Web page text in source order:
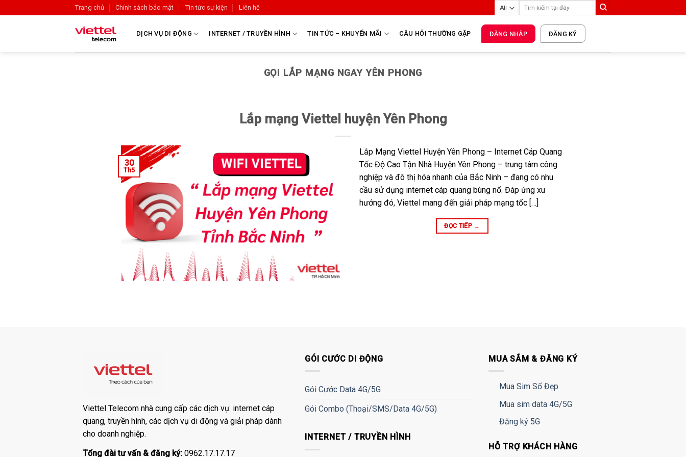
Trang chủ Chính sách bảo mật Tin tức sự kiện Liên hệ
DỊCH VỤ DI ĐỘNG INTERNET / TRUYỀN HÌNH TIN TỨC – KHUYẾN MÃI CÂU HỎI THƯỜNG GẶP ĐĂNG NHẬP ĐĂNG KÝ
GỌI LẮP MẠNG NGAY YÊN PHONG
Lắp mạng Viettel huyện Yên Phong
30
Th5
Lắp Mạng Viettel Huyện Yên Phong – Internet Cáp Quang
Tốc Độ Cao Tận Nhà Huyện Yên Phong – trung tâm công
nghiệp và đô thị hóa nhanh của Bắc Ninh – đang có nhu
cầu sử dụng internet cáp quang bùng nổ. Đáp ứng xu
hướng đó, Viettel mang đến giải pháp mạng tốc […]
ĐỌC TIẾP →
Viettel Telecom nhà cung cấp các dịch vụ: internet cáp
quang, truyền hình, các dịch vụ di động và giải pháp dành
cho doanh nghiệp.
Tổng đài tư vấn & đăng ký: 0962.17.17.17
GÓI CƯỚC DI ĐỘNG
Gói Cước Data 4G/5G
Gói Combo (Thoại/SMS/Data 4G/5G)
INTERNET / TRUYỀN HÌNH
MUA SẮM & ĐĂNG KÝ
Mua Sim Số Đẹp
Mua sim data 4G/5G
Đăng ký 5G
HỖ TRỢ KHÁCH HÀNG